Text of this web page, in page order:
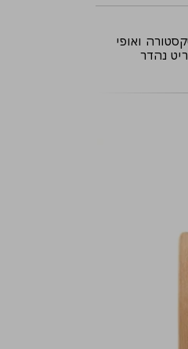
ואופי
מתנה מושלמת, פריט נהדר